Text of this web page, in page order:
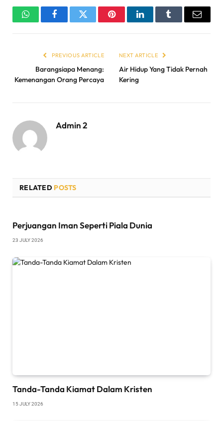
WhatsAppFacebookTwitter PinterestLinkedInTumblr Email
PREVIOUS ARTICLE
Barangsiapa Menang:
Kemenangan Orang Percaya
NEXT ARTICLE
Air Hidup Yang Tidak Pernah
Kering
Admin 2
RELATED POSTS
Perjuangan Iman Seperti Piala Dunia
23 JULY 2026
Tanda-Tanda Kiamat Dalam Kristen
15 JULY 2026